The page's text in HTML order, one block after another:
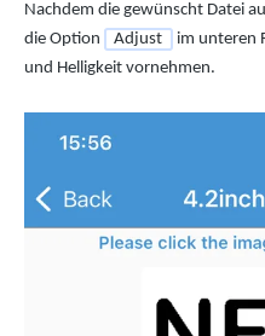
Nachdem die gewünscht Datei
die Option
Adjust
im unteren
und Helligkeit vornehmen.